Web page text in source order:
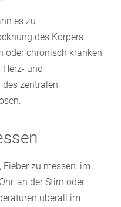
es zu
des Körpers
oder chronisch kranken
und
zentralen
Fieber zu messen: im
an der Stirn oder
überall im